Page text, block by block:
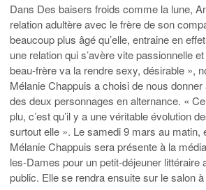
Dans Des baisers froids comme la lune,
relation adultère avec le frère de son
beaucoup plus âgé qu’elle, entraine en
une relation qui s’avère vite passionnelle
beau-frère va la rendre sexy, désirable »,
Mélanie Chappuis a choisi de nous
des deux personnages en alternance. «
plu, c’est qu’il y a une véritable évolution
surtout elle ». Le samedi 9 mars au matin,
Mélanie Chappuis sera présente à la
les-Dames pour un petit-déjeuner littéraire
public. Elle se rendra ensuite sur le salon à